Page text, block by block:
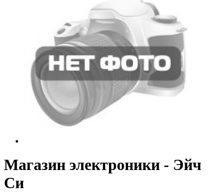
Магазин электроники - Эйч
Си